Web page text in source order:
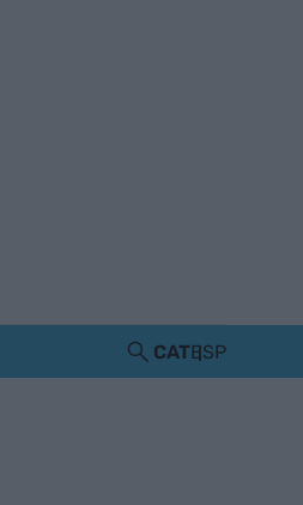
CATESP